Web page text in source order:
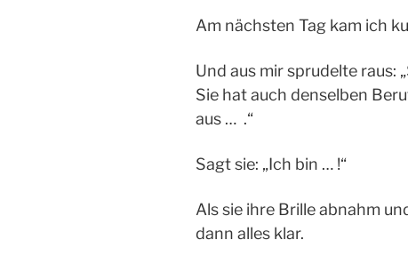
Am nächsten Tag kam ich
Und aus mir sprudelte raus:
Sie hat auch denselben
aus … .“
Sagt sie: „Ich bin … !“
Als sie ihre Brille abnahm
dann alles klar.